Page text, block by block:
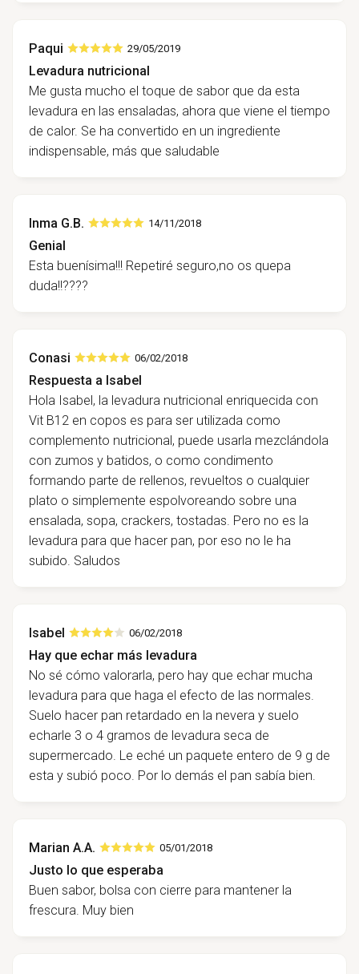
Paqui 29/05/2019
Levadura nutricional
Me gusta mucho el toque de sabor que da esta
levadura en las ensaladas, ahora que viene el tiempo
de calor. Se ha convertido en un ingrediente
indispensable, más que saludable
Inma G.B. 14/11/2018
Genial
Esta buenísima!!! Repetiré seguro,no os quepa
duda!!????
Conasi 06/02/2018
Respuesta a Isabel
Hola Isabel, la levadura nutricional enriquecida con
Vit B12 en copos es para ser utilizada como
complemento nutricional, puede usarla mezclándola
con zumos y batidos, o como condimento
formando parte de rellenos, revueltos o cualquier
plato o simplemente espolvoreando sobre una
ensalada, sopa, crackers, tostadas. Pero no es la
levadura para que hacer pan, por eso no le ha
subido. Saludos
Isabel 06/02/2018
Hay que echar más levadura
No sé cómo valorarla, pero hay que echar mucha
levadura para que haga el efecto de las normales.
Suelo hacer pan retardado en la nevera y suelo
echarle 3 o 4 gramos de levadura seca de
supermercado. Le eché un paquete entero de 9 g de
esta y subió poco. Por lo demás el pan sabía bien.
Marian A.A. 05/01/2018
Justo lo que esperaba
Buen sabor, bolsa con cierre para mantener la
frescura. Muy bien